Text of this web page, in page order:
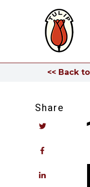
<< Back
Share